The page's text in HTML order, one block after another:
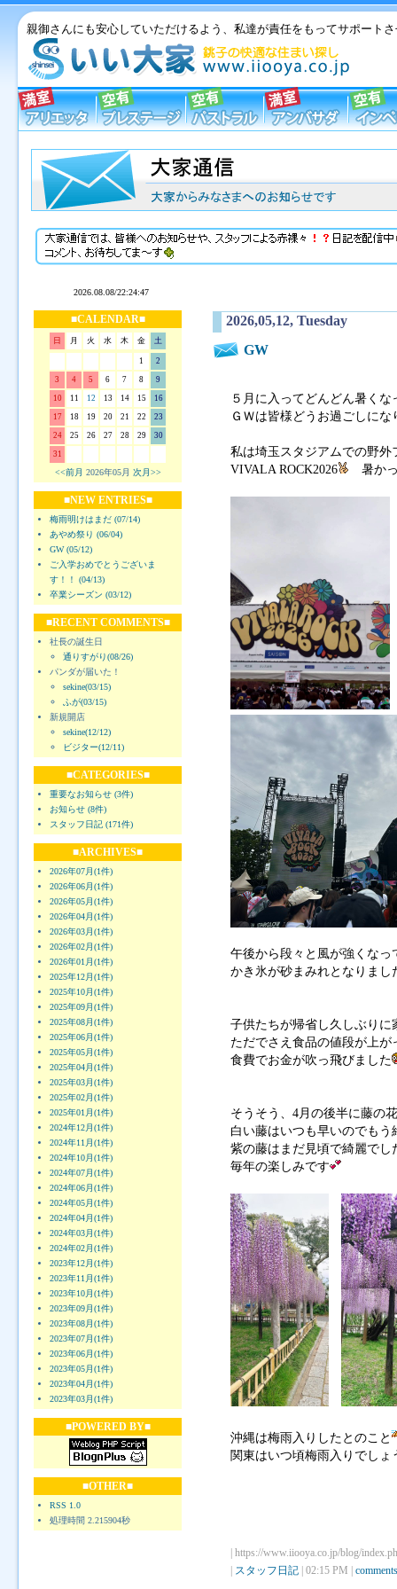
親御さんにも安心していただけるよう、私達が責任をもってサポート
■CALENDAR■
日 月 火 水 木 金 土
1 2
3 4 5 6 7 8 9
10 11 12 13 14 15 16
17 18 19 20 21 22 23
24 25 26 27 28 29 30
31
<<前月 2026年05月 次月>>
■NEW ENTRIES■
梅雨明けはまだ (07/14)
あやめ祭り (06/04)
GW (05/12)
ご入学おめでとうございま
す！！ (04/13)
卒業シーズン (03/12)
■RECENT COMMENTS■
社長の誕生日
通りすがり(08/26)
パンダが届いた！
sekine(03/15)
ふが(03/15)
新規開店
sekine(12/12)
ビジター(12/11)
■CATEGORIES■
重要なお知らせ (3件)
お知らせ (8件)
スタッフ日記 (171件)
■ARCHIVES■
2026年07月(1件)
2026年06月(1件)
2026年05月(1件)
2026年04月(1件)
2026年03月(1件)
2026年02月(1件)
2026年01月(1件)
2025年12月(1件)
2025年10月(1件)
2025年09月(1件)
2025年08月(1件)
2025年06月(1件)
2025年05月(1件)
2025年04月(1件)
2025年03月(1件)
2025年02月(1件)
2025年01月(1件)
2024年12月(1件)
2024年11月(1件)
2024年10月(1件)
2024年07月(1件)
2024年06月(1件)
2024年05月(1件)
2024年04月(1件)
2024年03月(1件)
2024年02月(1件)
2023年12月(1件)
2023年11月(1件)
2023年10月(1件)
2023年09月(1件)
2023年08月(1件)
2023年07月(1件)
2023年06月(1件)
2023年05月(1件)
2023年04月(1件)
2023年03月(1件)
■POWERED BY■
■OTHER■
RSS 1.0
処理時間 2.215904秒
2026,05,12, Tuesday
GW
５月に入ってどんどん暑くな
ＧＷは皆様どうお過ごしにな
私は埼玉スタジアムでの野
VIVALA ROCK2026
暑かっ
午後から段々と風が強くなっ
かき氷が砂まみれとなりまし
子供たちが帰省し久しぶりに
ただでさえ食品の値段が上
食費でお金が吹っ飛びました
そうそう、4月の後半に藤の
白い藤はいつも早いのでもう
紫の藤はまだ見頃で綺麗でし
毎年の楽しみです
沖縄は梅雨入りしたとのこと
関東はいつ頃梅雨入りでしょ
| https://www.iiooya.co.jp/blog/
スタッフ日記 | 02:15 PM |